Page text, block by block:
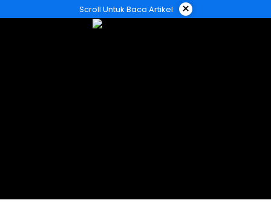
ke
Scroll Untuk Baca Artikel ×